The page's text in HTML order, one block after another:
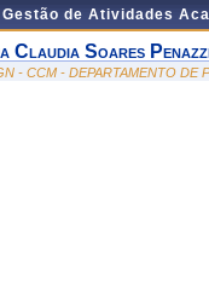
de Atividades
Claudia Soares
- CCM - DEPARTAMENTO DE